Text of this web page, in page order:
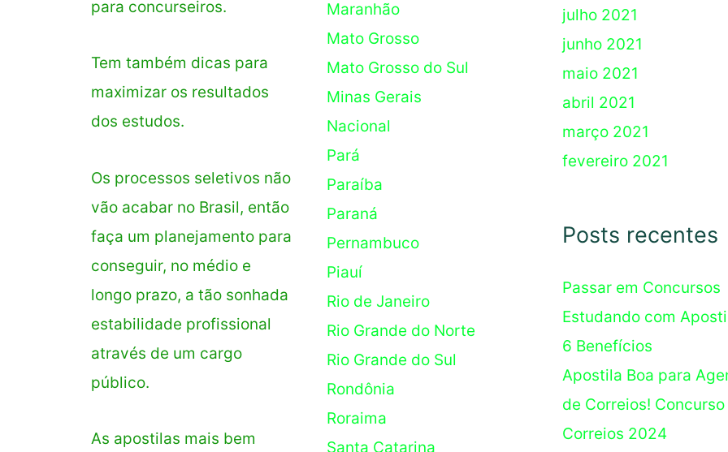
para concurseiros.
Tem também dicas para
maximizar os resultados
dos estudos.
Os processos seletivos não
vão acabar no Brasil, então
faça um planejamento para
conseguir, no médio e
longo prazo, a tão sonhada
estabilidade profissional
através de um cargo
público.
As apostilas mais bem
Maranhão
Mato Grosso
Mato Grosso do Sul
Minas Gerais
Nacional
Pará
Paraíba
Paraná
Pernambuco
Piauí
Rio de Janeiro
Rio Grande do Norte
Rio Grande do Sul
Rondônia
Roraima
Santa Catarina
julho 2021
junho 2021
maio 2021
abril 2021
março 2021
fevereiro 2021
Posts recentes
Passar em Concursos
Estudando com
6 Benefícios
Apostila Boa para
de Correios!
Correios 2024